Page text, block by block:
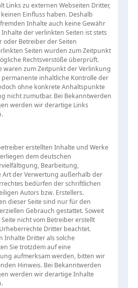
Links zu externen Webseiten Dritter,
Einfluss haben. Deshalb
Inhalte auch keine Gewähr
der verlinkten Seiten ist stets
Betreiber der Seiten
Seiten wurden zum Zeitpunkt
Rechtsverstöße überprüft.
waren zum Zeitpunkt der Verlinkung
inhaltliche Kontrolle der
ohne konkrete Anhaltspunkte
nicht zumutbar. Bei Bekanntwerden
werden wir derartige Links
erstellten Inhalte und Werke
dem deutschen
Bearbeitung,
der Verwertung außerhalb der
bedürfen der schriftlichen
Autors bzw. Erstellers.
dieser Seite sind nur für den
Gebrauch gestattet. Soweit
nicht vom Betreiber erstellt
Dritter beachtet.
Inhalte Dritter als solche
Sie trotzdem auf eine
aufmerksam werden, bitten wir
Hinweis. Bei Bekanntwerden
werden wir derartige Inhalte